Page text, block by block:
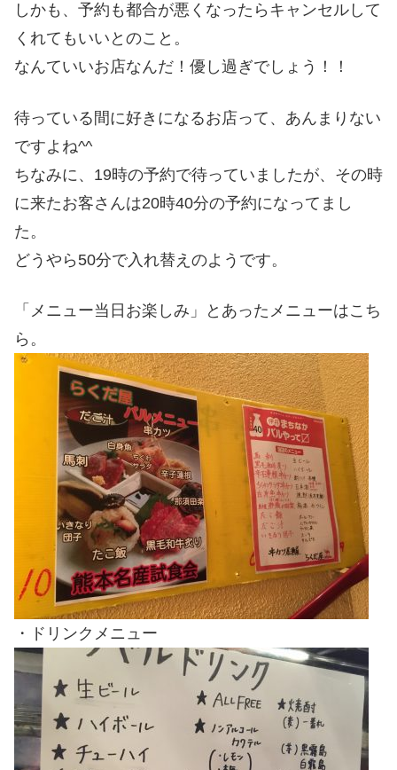
しかも、予約も都合が悪くなったらキャンセルして
くれてもいいとのこと。
なんていいお店なんだ！優し過ぎでしょう！！
待っている間に好きになるお店って、あんまりない
ですよね^^
ちなみに、19時の予約で待っていましたが、その時
に来たお客さんは20時40分の予約になってまし
た。
どうやら50分で入れ替えのようです。
「メニュー当日お楽しみ」とあったメニューはこち
ら。
・ドリンクメニュー